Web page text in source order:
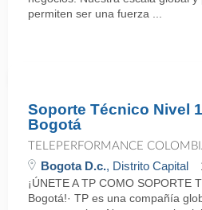
permiten ser una fuerza ...
Soporte Técnico Nivel 1
Bogotá
TELEPERFORMANCE
Bogota D.c., Distrito Capital
¡ÚNETE A TP COMO SOPORTE
Bogotá!· TP es una compañía